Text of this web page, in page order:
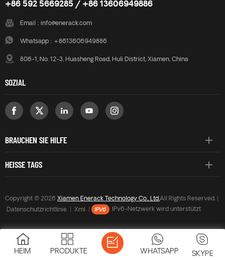
+86 592 5669285 / +86 13606949886
Email : info@enerack.com
Whatsapp : +8613606949886
806-1, No. 12-3, Huasheng Road, Huli District, Xiamen, China
SOZIAL
BRAUCHEN SIE HILFE
HEISSE TAGS
Copyright © 2026 Xiamen Enerack Technology Co., Ltd.All Rights Reserved. |
Datenschutzrichtlinie
Xml IPv6-Netzwerk wird unterstützt
HEIM PRODUKTE SKYPE
WHATSAPP